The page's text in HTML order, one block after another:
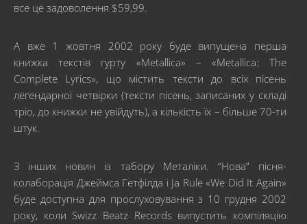
все це задоволення $59,99.
А вже 1 жовтня 2002 року буде випущена перша
книжка текстів гурту «Metallica» – «Metallica: The
Complete Lyrics», що містить тексти до всіх пісень
легендарної четвірки (тексти пісень, записаних у складі
тріо, до книжки не увійдуть), а кількість їх – більше 70-ти
штук.
З інших новин із табору Металіки. “Нова” пісня-
колаборація Джеймса Гетфілда і Ja Rule «We Did It Again»
буде доступна для прослуховування з 10 грудня 2002
року, коли Swizz Beatz Records випустить компіляцію